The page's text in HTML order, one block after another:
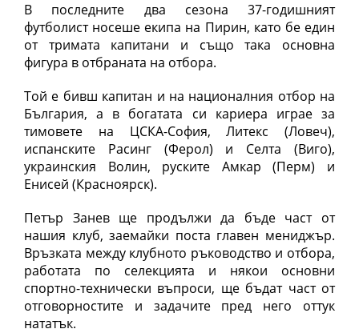
В последните два сезона 37-годишният
футболист носеше екипа на Пирин, като бе един
от тримата капитани и също така основна
фигура в отбраната на отбора.
Той е бивш капитан и на националния отбор на
България, а в богатата си кариера играе за
тимовете на ЦСКА-София, Литекс (Ловеч),
испанските Расинг (Ферол) и Селта (Виго),
украинския Волин, руските Амкар (Перм) и
Енисей (Красноярск).
Петър Занев ще продължи да бъде част от
нашия клуб, заемайки поста главен мениджър.
Връзката между клубното ръководство и отбора,
работата по селекцията и някои основни
спортно-технически въпроси, ще бъдат част от
отговорностите и задачите пред него оттук
нататък.